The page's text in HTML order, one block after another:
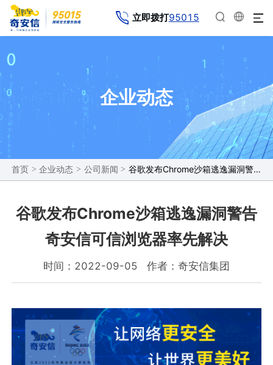
立即拨打95015
企业动态
首页 > 企业动态 > 公司新闻 > 谷歌发布Chrome沙箱逃逸漏洞警告 奇安信可信浏览器率先解决
谷歌发布Chrome沙箱逃逸漏洞警告
奇安信可信浏览器率先解决
时间：2022-09-05 作者：奇安信集团